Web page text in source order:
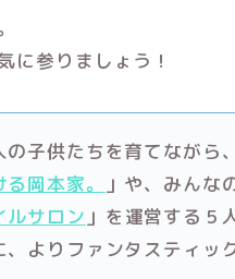
に参りましょう！
子供たちを育てながら、
岡本家。
」や、みんな
ルサロン 」を運営する５
よりファンタスティッ